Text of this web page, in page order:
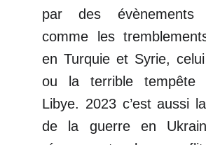
par des évènements
comme les
en Turquie et Syrie,
ou la terrible tempête
Libye. 2023 c’est aussi
de la guerre en